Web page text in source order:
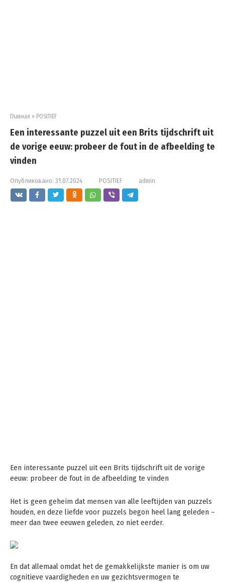
Главная » POSITIEF
Een interessante puzzel uit een Brits tijdschrift uit
de vorige eeuw: probeer de fout in de afbeelding te
vinden
Опубликовано: 31.07.2024 POSITIEF admin
Een interessante puzzel uit een Brits tijdschrift uit de vorige
eeuw: probeer de fout in de afbeelding te vinden
Het is geen geheim dat mensen van alle leeftijden van puzzels
houden, en deze liefde voor puzzels begon heel lang geleden –
meer dan twee eeuwen geleden, zo niet eerder.
En dat allemaal omdat het de gemakkelijkste manier is om uw
cognitieve vaardigheden en uw gezichtsvermogen te